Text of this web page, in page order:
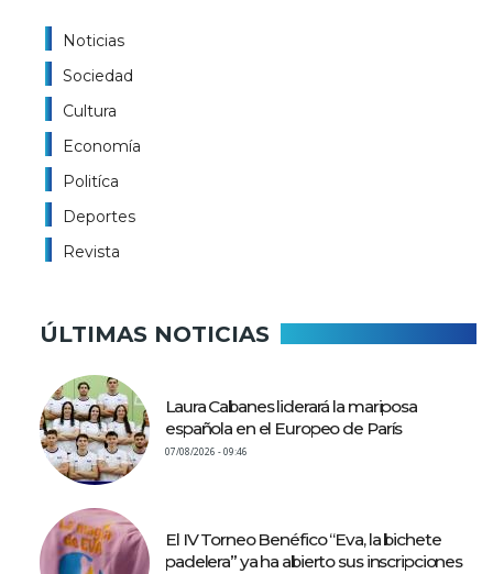
Noticias
Sociedad
Cultura
Economía
Politíca
Deportes
Revista
ÚLTIMAS NOTICIAS
Laura Cabanes liderará la mariposa
española en el Europeo de París
07/08/2026 - 09:46
El IV Torneo Benéfico “Eva, la bichete
padelera” ya ha abierto sus inscripciones